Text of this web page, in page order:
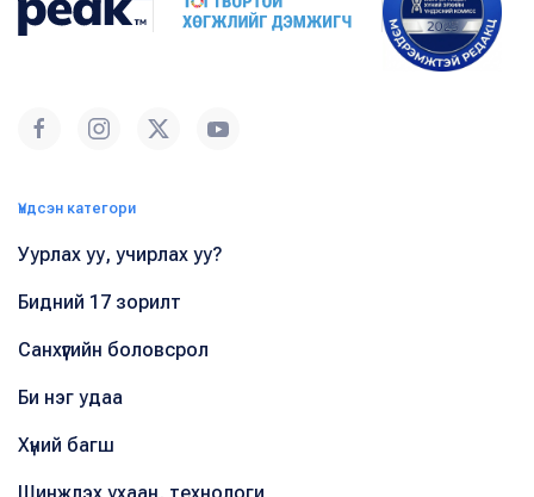
Үндсэн категори
Уурлах уу, учирлах уу?
Бидний 17 зорилт
Санхүүгийн боловсрол
Би нэг удаа
Хүний багш